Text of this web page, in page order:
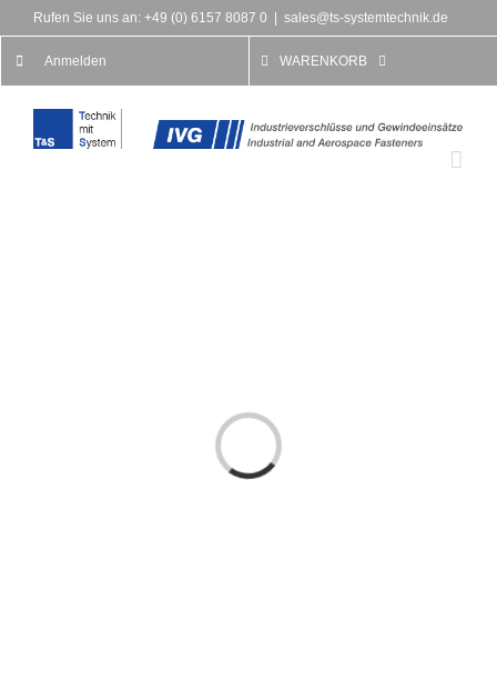
Rufen Sie uns an: +49 (0) 6157 8087 0 sales@ts-systemtechnik.de
Anmelden WARENKORB
Loading...